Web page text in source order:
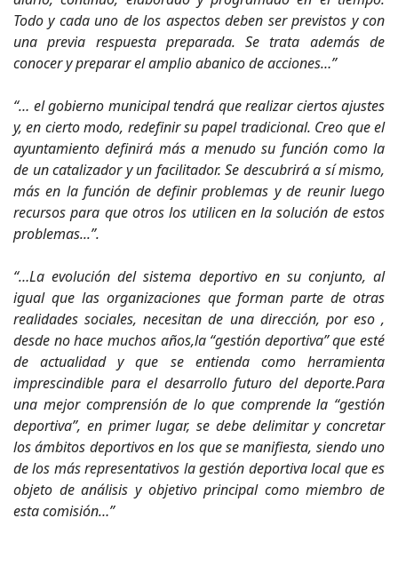
Todo y cada uno de los aspectos deben ser previstos y con
una previa respuesta preparada. Se trata además de
conocer y preparar el amplio abanico de acciones…”
“… el gobierno municipal tendrá que realizar ciertos ajustes
y, en cierto modo, redefinir su papel tradicional. Creo que el
ayuntamiento definirá más a menudo su función como la
de un catalizador y un facilitador. Se descubrirá a sí mismo,
más en la función de definir problemas y de reunir luego
recursos para que otros los utilicen en la solución de estos
problemas...”.
“…La evolución del sistema deportivo en su conjunto, al
igual que las organizaciones que forman parte de otras
realidades sociales, necesitan de una dirección, por eso ,
desde no hace muchos años,la “gestión deportiva” que esté
de actualidad y que se entienda como herramienta
imprescindible para el desarrollo futuro del deporte.Para
una mejor comprensión de lo que comprende la “gestión
deportiva”, en primer lugar, se debe delimitar y concretar
los ámbitos deportivos en los que se manifiesta, siendo uno
de los más representativos la gestión deportiva local que es
objeto de análisis y objetivo principal como miembro de
esta comisión…”